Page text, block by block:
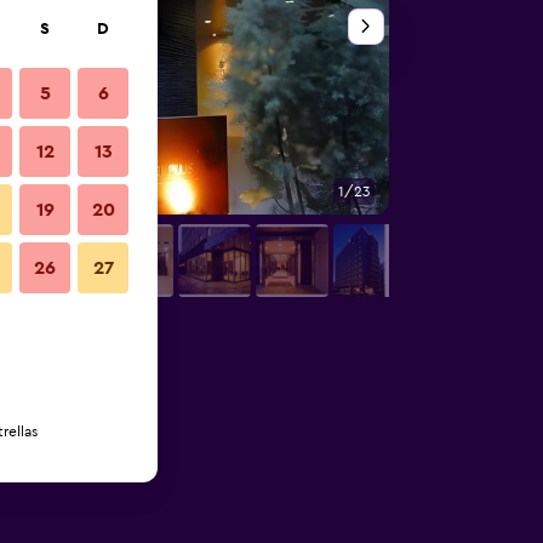
1/23
S D
5 6
12 13
19 20
26 27